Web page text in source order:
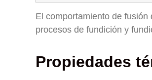
El comportamiento de
procesos de fundición y
Propiedades